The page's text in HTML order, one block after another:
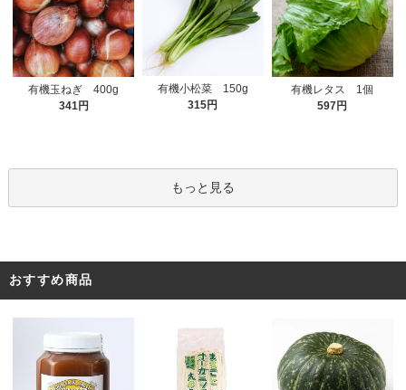
有機玉ねぎ 400g
341円
有機小松菜 150g
315円
有機レタス 1個
597円
もっと見る
おすすめ商品